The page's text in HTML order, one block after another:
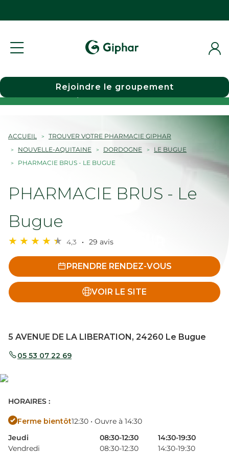
Choisir une pharmacie
Rejoindre le groupement
ACCUEIL
TROUVER VOTRE PHARMACIE GIPHAR
NOUVELLE-AQUITAINE
DORDOGNE
LE BUGUE
PHARMACIE BRUS - LE BUGUE
PHARMACIE BRUS - Le
Bugue
4,3 29 avis
PRENDRE RENDEZ-VOUS
VOIR LE SITE
5 AVENUE DE LA LIBERATION, 24260 Le Bugue
05 53 07 22 69
HORAIRES :
Ferme bientôt12:30 • Ouvre à 14:30
Jeudi
08:30-12:30
14:30-19:30
Vendredi
08:30-12:30
14:30-19:30